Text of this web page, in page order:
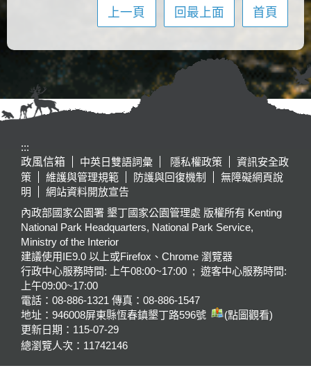
上一頁 回最上面 首頁
:::
政風信箱
中英日雙語詞彙 隱私權政策
資訊安全政
策
維護與管理規範 防護與回復機制
無障礙網頁說
明
網站資料開放宣告
內政部國家公園署 墾丁國家公園管理處 版權所有 Kenting
National Park Headquarters, National Park Service,
Ministry of the Interior
建議使用IE9.0 以上或Firefox、Chrome 瀏覽器
行政中心服務時間: 上午08:00~17:00 ; 遊客中心服務時間:
上午09:00~17:00
電話：08-886-1321 傳真：08-886-1547
地址：946008屏東縣恆春鎮墾丁路596號
(點圖觀看)
更新日期： 115-07-29
總瀏覽人次： 11742146